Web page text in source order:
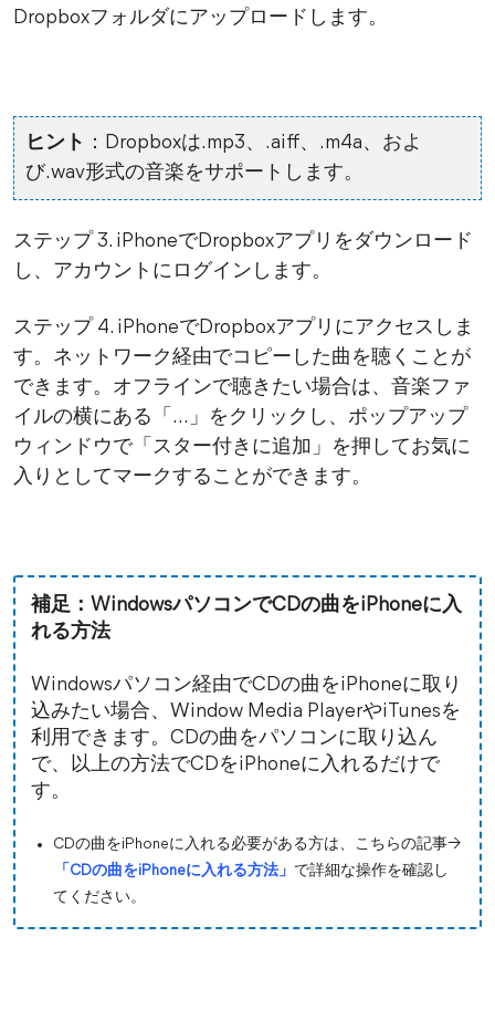
Dropboxフォルダにアップロードします。
ヒント ：Dropboxは.mp3、.aiff、.m4a、およ
び.wav形式の音楽をサポートします。
ステップ 3. iPhoneでDropboxアプリをダウンロード
し、アカウントにログインします。
ステップ 4. iPhoneでDropboxアプリにアクセスしま
す。ネットワーク経由でコピーした曲を聴くことが
できます。オフラインで聴きたい場合は、音楽ファ
イルの横にある「…」をクリックし、ポップアップ
ウィンドウで「スター付きに追加」を押してお気に
入りとしてマークすることができます。
補足：WindowsパソコンでCDの曲をiPhoneに入
れる方法
Windowsパソコン経由でCDの曲をiPhoneに取り
込みたい場合、Window Media PlayerやiTunesを
利用できます。CDの曲をパソコンに取り込ん
で、以上の方法でCDをiPhoneに入れるだけで
す。
CDの曲をiPhoneに入れる必要がある方は、こちらの記事→
「CDの曲をiPhoneに入れる方法」 で詳細な操作を確認し
てください。